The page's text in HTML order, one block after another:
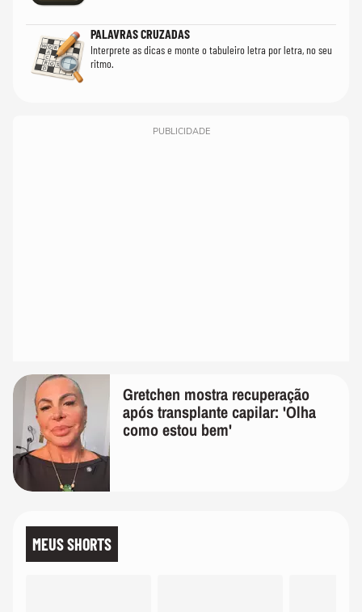
PALAVRAS CRUZADAS
Interprete as dicas e monte o tabuleiro letra por letra, no seu
ritmo.
PUBLICIDADE
Gretchen mostra recuperação
após transplante capilar: 'Olha
como estou bem'
MEUS SHORTS